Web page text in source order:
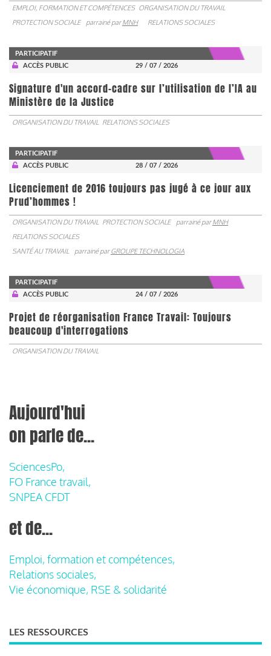
EMPLOI, FORMATION ET COMPÉTENCES ORGANISATION DU TRAVAIL
PROTECTION SOCIALE
parrainé parMNH RELATIONS SOCIALES
PARTICIPATIF
ACCÈS PUBLIC
29 / 07 / 2026
Signature d'un accord-cadre sur l’utilisation de l’IA au
Ministère de la Justice
ORGANISATION DU TRAVAIL RELATIONS SOCIALES
PARTICIPATIF
ACCÈS PUBLIC
28 / 07 / 2026
Licenciement de 2016 toujours pas jugé à ce jour aux
Prud’hommes !
ORGANISATION DU TRAVAIL PROTECTION SOCIALE parrainé parMNH
RELATIONS SOCIALES
SANTÉ AU TRAVAIL
parrainé parGROUPE TECHNOLOGIA
PARTICIPATIF
ACCÈS PUBLIC
24 / 07 / 2026
Projet de réorganisation France Travail: Toujours
beaucoup d'interrogations
ORGANISATION DU TRAVAIL
Aujourd'hui
on parle de...
SciencesPo,
FO France travail,
SNPEA CFDT
et de...
Emploi, formation et compétences,
Relations sociales,
Vie économique, RSE & solidarité
LES RESSOURCES